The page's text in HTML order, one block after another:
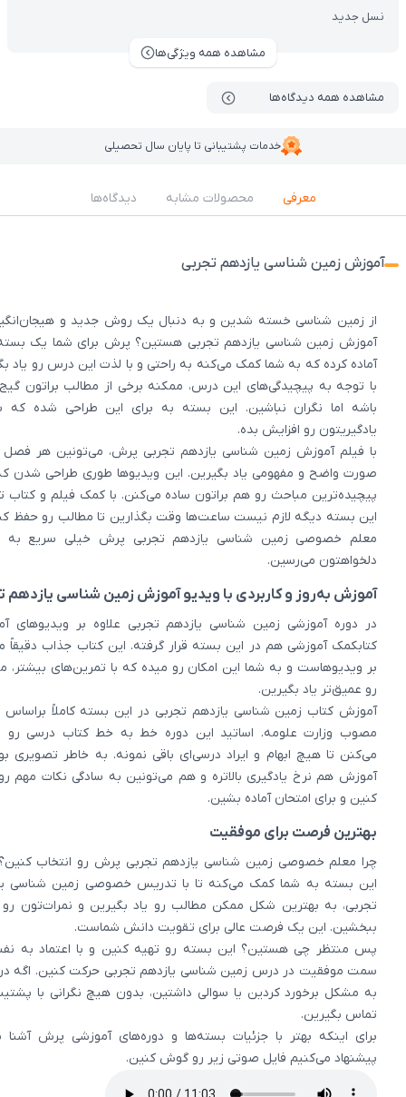
نسل جدید
مشاهده همه ویژگی‌ها
مشاهده همه دیدگاه‌ها
خدمات پشتیبانی تا پایان سال تحصیلی
معرفی محصولات مشابه دیدگاه‌ها
آموزش زمین شناسی یازدهم تجربی
از زمین شناسی خسته شدین و به دنبال یک روش جدید و
آموزش زمین شناسی یازدهم تجربی هستین؟ پرش برای شما یک
آماده کرده که به شما کمک می‌کنه به راحتی و با لذت این درس رو یاد
با توجه به پیچیدگی‌های این درس، ممکنه برخی از مطالب براتون
باشه اما نگران نباشین. این بسته به برای این طراحی شده
یادگیریتون رو افزایش بده.
با فیلم آموزش زمین شناسی یازدهم تجربی پرش، می‌تونین هر فصل
صورت واضح و مفهومی یاد بگیرین. این ویدیوها طوری طراحی شدن
پیچیده‌ترین مباحث رو هم براتون ساده می‌کنن. با کمک فیلم و کتاب
این بسته دیگه لازم نیست ساعت‌ها وقت بگذارین تا مطالب رو حفظ
معلم خصوصی زمین شناسی یازدهم تجربی پرش خیلی سریع به
دلخواهتون می‌رسین.
آموزش به‌روز و کاربردی با ویدیو آموزش زمین شناسی یازدهم
در دوره آموزشی زمین شناسی یازدهم تجربی علاوه بر ویدیوهای
کتابکمک آموزشی هم در این بسته قرار گرفته. این کتاب جذاب دقیقاً
بر ویدیوهاست و به شما این امکان رو میده که با تمرین‌های بیشتر،
رو عمیق‌تر یاد بگیرین.
آموزش کتاب زمین شناسی یازدهم تجربی در این بسته کاملاً براساس
مصوب وزارت علومه. اساتید این دوره خط به خط کتاب درسی رو
می‌کنن تا هیچ ابهام و ایراد درسی‌ای باقی نمونه. به خاطر تصویری
آموزش هم نرخ یادگیری بالاتره و هم می‌تونین به سادگی نکات مهم
کنین و برای امتحان آماده بشین.
بهترین فرصت برای موفقیت
چرا معلم خصوصی زمین شناسی یازدهم تجربی پرش رو انتخاب
این بسته به شما کمک می‌کنه تا با تدریس خصوصی زمین شناسی
تجربی، به بهترین شکل ممکن مطالب رو یاد بگیرین و نمرات‌تون رو
ببخشین. این یک فرصت عالی برای تقویت دانش شماست.
پس منتظر چی هستین؟ این بسته رو تهیه کنین و با اعتماد به
سمت موفقیت در درس زمین شناسی یازدهم تجربی حرکت کنین. اگه
به مشکل برخورد کردین یا سوالی داشتین، بدون هیچ نگرانی با
تماس بگیرین.
برای اینکه بهتر با جزئیات بسته‌ها و دوره‌های آموزشی پرش آشنا
پیشنهاد می‌کنیم فایل صوتی زیر رو گوش کنین.